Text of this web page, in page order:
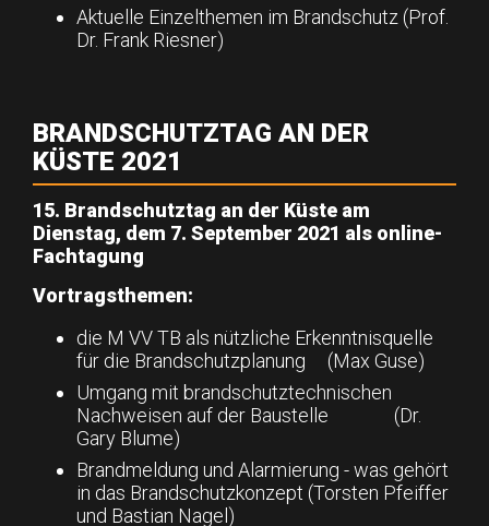
Aktuelle Einzelthemen im Brandschutz (Prof.
Dr. Frank Riesner)
BRANDSCHUTZTAG AN DER
KÜSTE 2021
15. Brandschutztag an der Küste am
Dienstag, dem 7. September 2021 als online-
Fachtagung
Vortragsthemen:
die M VV TB als nützliche Erkenntnisquelle
für die Brandschutzplanung (Max Guse)
Umgang mit brandschutztechnischen
Nachweisen auf der Baustelle (Dr.
Gary Blume)
Brandmeldung und Alarmierung - was gehört
in das Brandschutzkonzept (Torsten Pfeiffer
und Bastian Nagel)